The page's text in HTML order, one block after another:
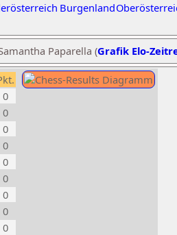
Burgenland
Paparella (Grafik Elo-
0
0
0
0
0
0
0
0
0